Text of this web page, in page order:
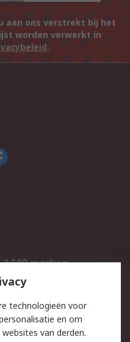
aan ons verstrekt bij het
worden verwerkt in
.
2.500 merken
Inkoopoplossingen
technologieën voor
en om
van derden.